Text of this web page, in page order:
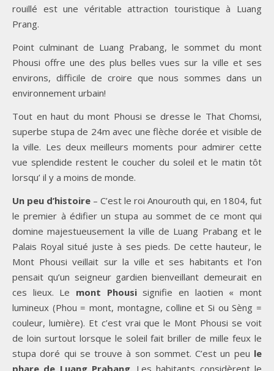
rouillé est une véritable attraction touristique à Luang
Prang.
Point culminant de Luang Prabang, le sommet du mont
Phousi offre une des plus belles vues sur la ville et ses
environs, difficile de croire que nous sommes dans un
environnement urbain!
Tout en haut du mont Phousi se dresse le That Chomsi,
superbe stupa de 24m avec une flèche dorée et visible de
la ville. Les deux meilleurs moments pour admirer cette
vue splendide restent le coucher du soleil et le matin tôt
lorsqu’ il y a moins de monde.
Un peu d’histoire – C’est le roi Anourouth qui, en 1804, fut
le premier à édifier un stupa au sommet de ce mont qui
domine majestueusement la ville de Luang Prabang et le
Palais Royal situé juste à ses pieds. De cette hauteur, le
Mont Phousi veillait sur la ville et ses habitants et l’on
pensait qu’un seigneur gardien bienveillant demeurait en
ces lieux. Le mont Phousisignifie en laotien « mont
lumineux (Phou = mont, montagne, colline et Si ou Sèng =
couleur, lumière). Et c’est vrai que le Mont Phousi se voit
de loin surtout lorsque le soleil fait briller de mille feux le
stupa doré qui se trouve à son sommet. C’est un peu le
phare de Luang Prabang. Les habitants considèrent le